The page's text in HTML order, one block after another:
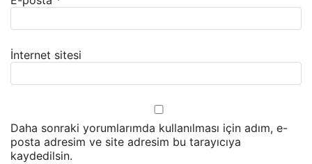
İnternet sitesi
Daha sonraki yorumlarımda kullanılması için adım, e-
posta adresim ve site adresim bu tarayıcıya
kaydedilsin.